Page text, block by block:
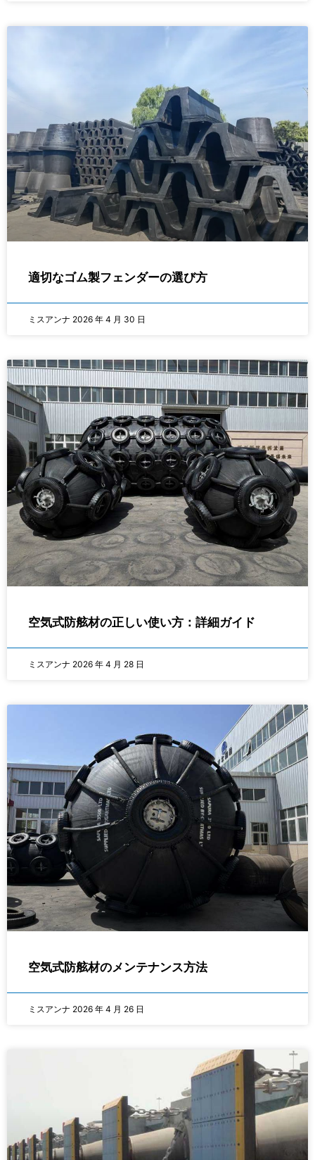
適切なゴム製フェンダーの選び方
ミスアンナ 2026 年 4 月 30 日
空気式防舷材の正しい使い方：詳細ガイド
ミスアンナ 2026 年 4 月 28 日
空気式防舷材のメンテナンス方法
ミスアンナ 2026 年 4 月 26 日